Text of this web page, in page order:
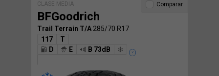
CLASE MEDIA
BFGoodrich
Trail Terrain T/A 285/70 R17
117
T
D
E B 73dB
Comparar